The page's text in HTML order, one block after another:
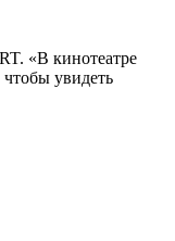
«В кинотеатре
увидеть